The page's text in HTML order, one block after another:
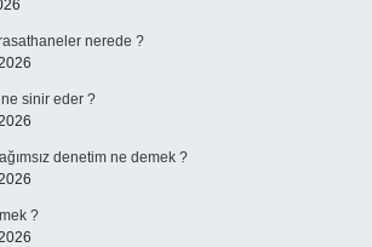
nerede ?
sinir eder ?
denetim ne demek ?
?